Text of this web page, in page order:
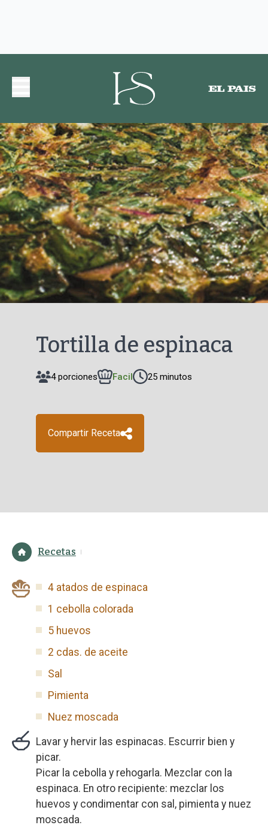
Tortilla de espinaca
4 porciones Facil 25 minutos
Compartir Receta
Recetas
4 atados de espinaca
1 cebolla colorada
5 huevos
2 cdas. de aceite
Sal
Pimienta
Nuez moscada
Lavar y hervir las espinacas. Escurrir bien y
picar.
Picar la cebolla y rehogarla. Mezclar con la
espinaca. En otro recipiente: mezclar los
huevos y condimentar con sal, pimienta y nuez
moscada.